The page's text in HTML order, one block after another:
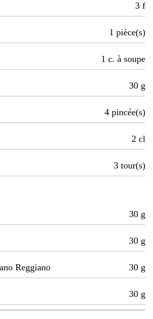
3 f
1 pièce(s)
1 c. à soupe
30 g
4 pincée(s)
2 cl
3 tour(s)
30 g
30 g
Reggiano 30 g
30 g